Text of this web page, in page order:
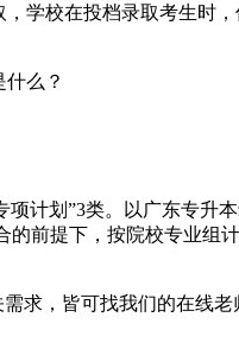
学校在投档录取考生时
计划”3类。以广东专升
前提下，按院校专业组
求，皆可找我们的在线